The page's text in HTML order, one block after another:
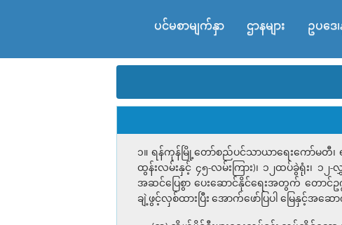
ပင်မစာမျက်နှာ ဌာနများ ဥပဒေ
၁။ ရန်ကုန်မြို့တော်စည်ပင်သာယာရေးကော်မတီ၊
ထွန်းလမ်းနှင့် ၄၅-လမ်းကြား)၊ ၁၂ထပ်ခွဲရုံး၊
အဆင်ပြေစွာ ပေးဆောင်နိုင်ရေးအတွက် တောင်ဥ
ချဲ့ဖွင့်လှစ်ထားပြီး အောက်ဖော်ပြပါ မြေနှင့်